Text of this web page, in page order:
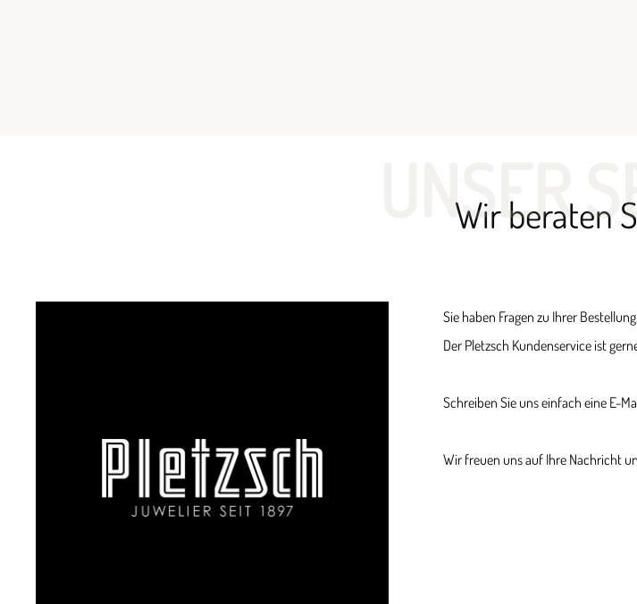
UNSER
Wir beraten
Sie haben Fragen zu Ihrer
Der Pletzsch Kundenservice ist
Schreiben Sie uns einfach eine E-
Wir freuen uns auf Ihre Nachricht